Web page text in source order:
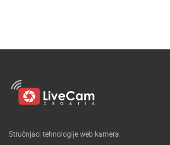
Stručnjaci tehnologije web kamera